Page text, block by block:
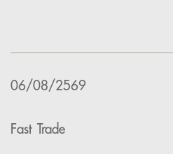
06/08/2569
Fast Trade